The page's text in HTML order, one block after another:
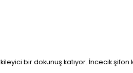
bir dokunuş katıyor. İncecik şifon